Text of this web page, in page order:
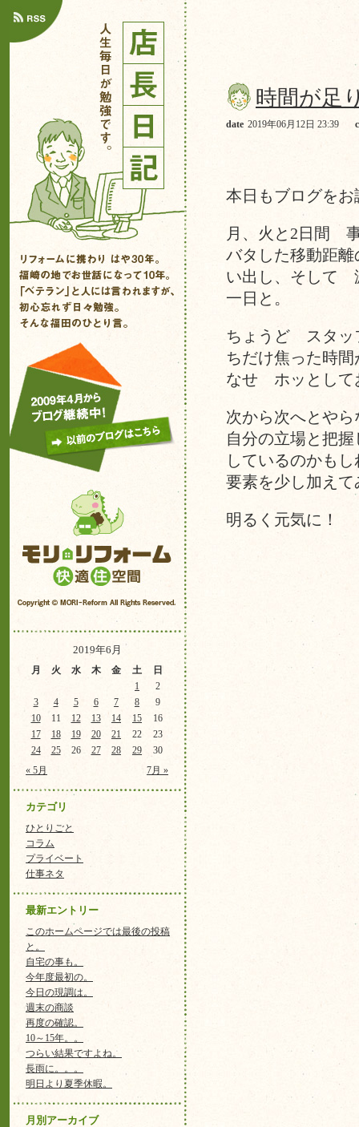
2019年6月
月 火 水 木 金 土 日
« 5月 7月 »
1
2
3
4 5 6 7 8
9
10
11 12 13 14 15
16
17
18 19 20 21 22
23
24
25 26 27 28 29 30
カテゴリ
ひとりごと
コラム
プライベート
仕事ネタ
最新エントリー
このホームページでは最後の投稿
と。
自宅の事も。
今年度最初の。
今日の現調は。
週末の商談
再度の確認。
10～15年。。
つらい結果ですよね。
長雨に。。。
明日より夏季休暇。
月別アーカイブ
時間が足
date 2019年06月12日 23:39
本日もブログを
月、火と2日間
バタした移動距
い出し、そして
一日と。
ちょうど スタッ
ちだけ焦った時
なせ ホッとして
次から次へとや
自分の立場と把
しているのかも
要素を少し加えて
明るく元気に！